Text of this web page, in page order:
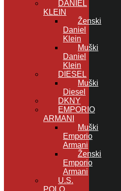
DANIEL
KLEIN
Ženski
Daniel
Klein
Muški
Daniel
Klein
DIESEL
Muški
Diesel
DKNY
EMPORIO
ARMANI
Muški
Emporio
Armani
Ženski
Emporio
Armani
U.S.
POLO